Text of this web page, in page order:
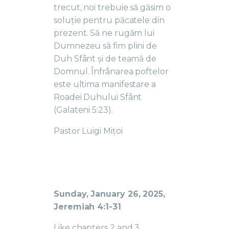
trecut, noi trebuie să găsim o
soluție pentru păcatele din
prezent. Să ne rugăm lui
Dumnezeu să fim plini de
Duh Sfânt și de teamă de
Domnul. Înfrânarea poftelor
este ultima manifestare a
Roadei Duhului Sfânt
(Galateni 5:23).
Pastor Luigi Mițoi
Sunday, January 26, 2025,
Jeremiah 4:1-31